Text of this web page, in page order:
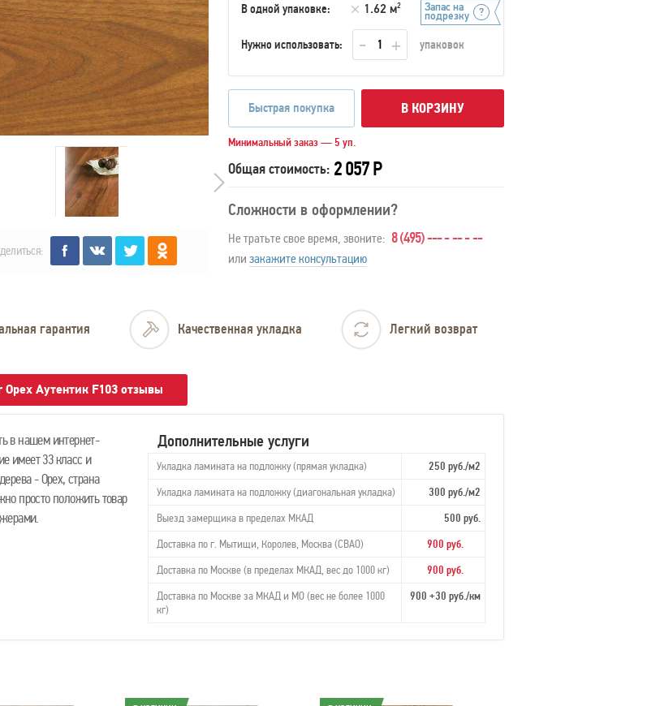
В одной упаковке: 1.62 м2
Нужно использовать: упаковок
Запас на
подрезку
Быстрая покупка В КОРЗИНУ
Минимальный заказ — 5 уп.
Общая стоимость: 2 057 Р
Сложности в оформлении?
Не тратьте свое время, звоните: 8 (495) --- - -- - --
или закажите консультацию
гарантия Качественная укладка Легкий возврат
Орех Аутентик F103 отзывы
в нашем интернет-
имеет 33 класс и
- Орех, страна
просто положить товар
Дополнительные услуги
Укладка ламината на подложку (прямая укладка)
250 руб./м2
Укладка ламината на подложку (диагональная укладка)
300 руб./м2
Выезд замерщика в пределах МКАД
500 руб.
Доставка по г. Мытищи, Королев, Москва (СВАО)
900 руб.
Доставка по Москве (в пределах МКАД, вес до 1000 кг)
900 руб.
Доставка по Москве за МКАД и МО (вес не более 1000
кг)
900 +30 руб./км